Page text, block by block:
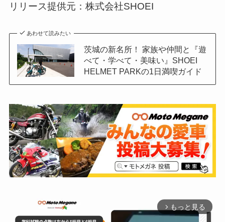
リリース提供元：株式会社SHOEI
あわせて読みたい
茨城の新名所！ 家族や仲間と『遊
べて・学べて・美味い』SHOEI
HELMET PARKの1日満喫ガイド
arrow_forward_ios もっと見る